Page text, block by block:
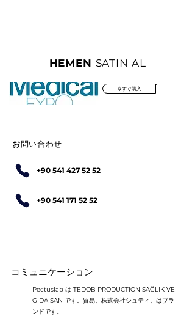
HEMEN SATIN AL
今すぐ購入
お問い合わせ
+90 541 427 52 52
+90 541 171 52 52
コミュニケーション
Pectuslab は TEDOB PRODUCTION SAĞLIK VE
GIDA SAN です。貿易。株式会社シュティ。はブラ
ンドです。